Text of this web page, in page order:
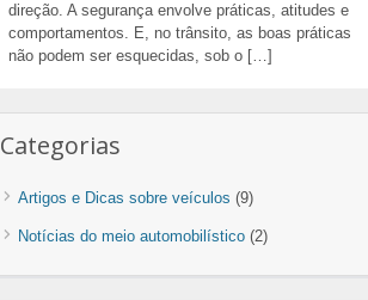
direção. A segurança envolve práticas, atitudes e
comportamentos. E, no trânsito, as boas práticas
não podem ser esquecidas, sob o […]
Categorias
Artigos e Dicas sobre veículos (9)
Notícias do meio automobilístico (2)